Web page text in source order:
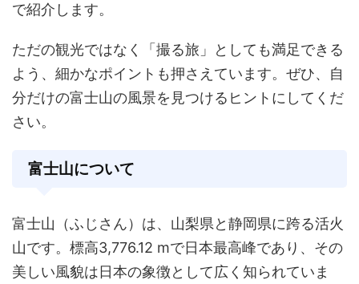
で紹介します。
ただの観光ではなく「撮る旅」としても満足できる
よう、細かなポイントも押さえています。ぜひ、自
分だけの富士山の風景を見つけるヒントにしてくだ
さい。
富士山について
富士山（ふじさん）は、山梨県と静岡県に跨る活火
山です。標高3,776.12 mで日本最高峰であり、その
美しい風貌は日本の象徴として広く知られていま